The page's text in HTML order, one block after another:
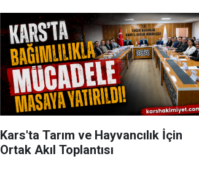
Kars'ta Tarım ve Hayvancılık İçin
Ortak Akıl Toplantısı